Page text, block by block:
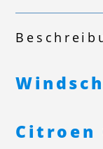
Citroen